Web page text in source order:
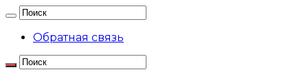
Обратная связь